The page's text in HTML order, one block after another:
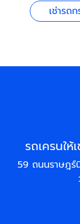
เช่ารถ
รถเครนใ
59 ถนนราษฎร์